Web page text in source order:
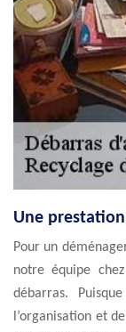
Une
Pour un
notre équipe
débarras.
l’organisation et